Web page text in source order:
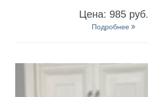
Цена: 985 руб.
Подробнее